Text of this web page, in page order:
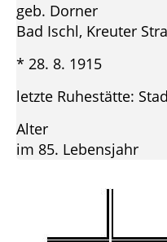
geb. Dorner
Bad Ischl, Kreuter
* 28. 8. 1915
letzte Ruhestätte:
Alter
im 85. Lebensjahr